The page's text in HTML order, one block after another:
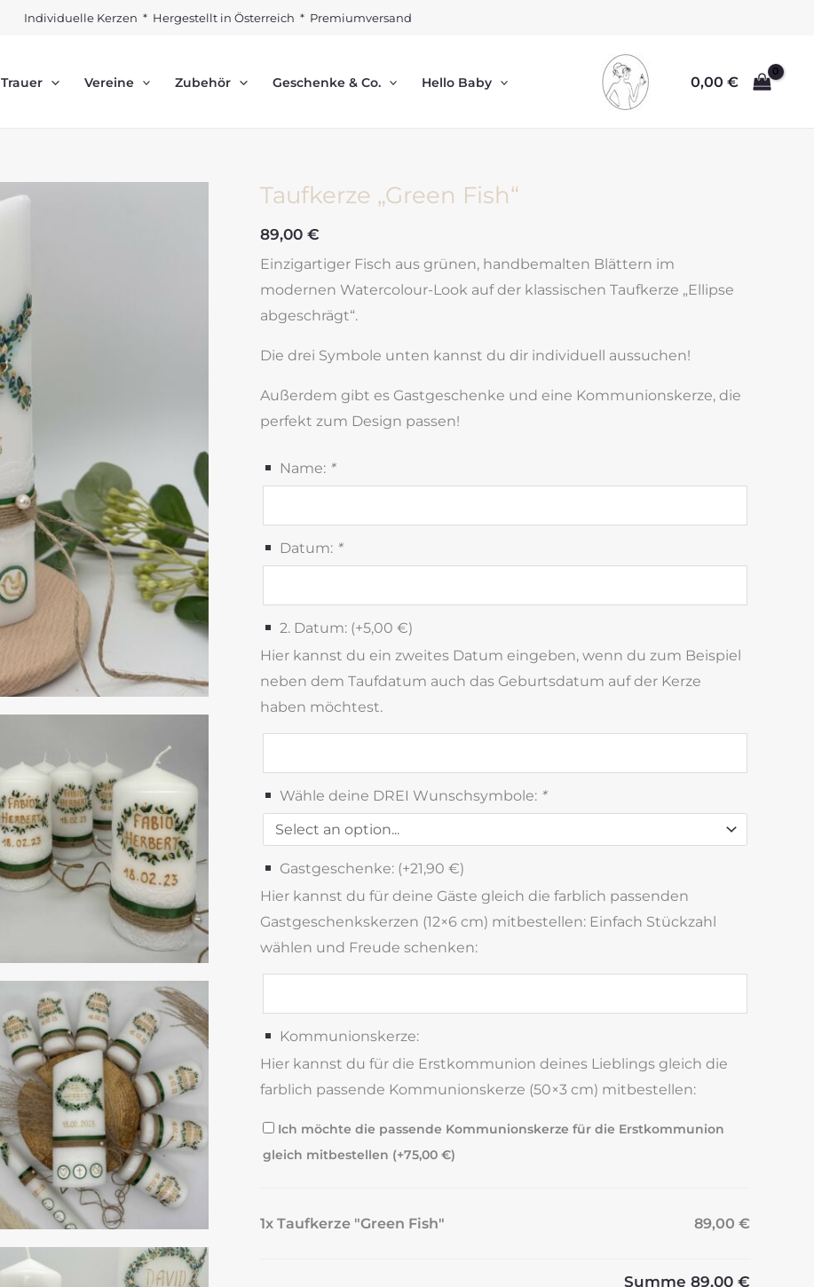
Individuelle Kerzen * Hergestellt in Österreich * Premiumversand
Trauer Vereine Zubehör Geschenke & Co. Hello Baby 0,00 €
Taufkerze „Green Fish“
89,00 €
Einzigartiger Fisch aus grünen, handbemalten Blättern im
modernen Watercolour-Look auf der klassischen Taufkerze „Ellipse
abgeschrägt“.
Die drei Symbole unten kannst du dir individuell aussuchen!
Außerdem gibt es Gastgeschenke und eine Kommunionskerze, die
perfekt zum Design passen!
Name: *
Datum: *
2. Datum: (+5,00€)
Hier kannst du ein zweites Datum eingeben, wenn du zum Beispiel
neben dem Taufdatum auch das Geburtsdatum auf der Kerze
haben möchtest.
Wähle deine DREI Wunschsymbole: *
Gastgeschenke: (+21,90€)
Hier kannst du für deine Gäste gleich die farblich passenden
Gastgeschenkskerzen (12×6 cm) mitbestellen: Einfach Stückzahl
wählen und Freude schenken:
Kommunionskerze:
Hier kannst du für die Erstkommunion deines Lieblings gleich die
farblich passende Kommunionskerze (50×3 cm) mitbestellen:
Ich möchte die passende Kommunionskerze für die Erstkommunion
gleich mitbestellen (+75,00 €)
1x Taufkerze "Green Fish" 89,00 €
Summe 89,00 €